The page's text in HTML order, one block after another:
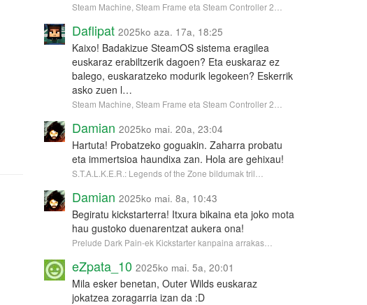
Steam Machine, Steam Frame eta Steam Controller 2…
Daflipat 2025ko aza. 17a, 18:25
Kaixo! Badakizue SteamOS sistema eragilea
euskaraz erabiltzerik dagoen? Eta euskaraz ez
balego, euskaratzeko modurik legokeen? Eskerrik
asko zuen l…
Steam Machine, Steam Frame eta Steam Controller 2…
Damian 2025ko mai. 20a, 23:04
Hartuta! Probatzeko goguakin. Zaharra probatu
eta immertsioa haundixa zan. Hola are gehixau!
S.T.A.L.K.E.R.: Legends of the Zone bildumak tril…
Damian 2025ko mai. 8a, 10:43
Begiratu kickstarterra! Itxura bikaina eta joko mota
hau gustoko duenarentzat aukera ona!
Prelude Dark Pain-ek Kickstarter kanpaina arrakas…
eZpata_10 2025ko mai. 5a, 20:01
Mila esker benetan, Outer Wilds euskaraz
jokatzea zoragarria izan da :D